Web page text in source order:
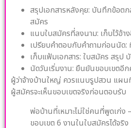
สรุปเอกสารหลังคุย: บันทึกข้อตก
สมัคร
แนบใบสมัครที่ลงนาม: เก็บไว้อ้า
เปรียบคำตอบกับคำถามก่อนนัด:
เก็บแฟ้มเอกสาร: ใบสมัคร สรุป
นัดวันเริ่มงาน: ยืนยันขอบเขตอี
ผู้ว่าจ้างบ้านใหญ่ ควรแนบรูปสวน แผ
ผู้สมัครจะเห็นขอบเขตจริงก่อนตอบรับ
พ่อบ้านที่เหมาะไม่ใช่คนที่พูดเก่
ขอบเขต 6 งานในใบสมัครได้จริง